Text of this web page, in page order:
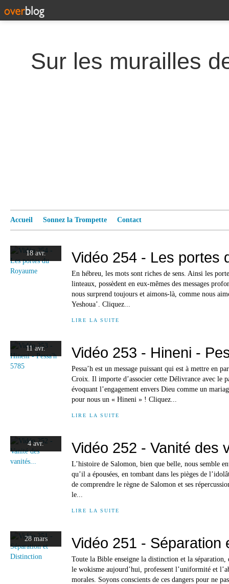
Accueil Sonnez la Trompette Contact
18 avr. Vidéo 254 - Les portes
En hébreu, les mots sont riches de sens. Ainsi les
linteaux, possèdent en eux-mêmes des messages
nous surprend toujours et aimons-là, comme nous
Yeshoua’. Cliquez...
LIRE LA SUITE
11 avr. Vidéo 253 - Hineni -
Pessa’h est un message puissant qui est à mettre en
Croix. Il importe d’associer cette Délivrance avec le
évoquant l’engagement envers Dieu comme un
pour nous un « Hineni » ! Cliquez...
LIRE LA SUITE
4 avr. Vidéo 252 - Vanité des
L’histoire de Salomon, bien que belle, nous semble
qu’il a épousées, en tombant dans les pièges de
de comprendre le règne de Salomon et ses
le...
LIRE LA SUITE
28 mars Vidéo 251 - Séparation
Toute la Bible enseigne la distinction et la séparation,
le wokisme aujourd’hui, professent l’uniformité et
morales. Soyons conscients de ces dangers pour ne